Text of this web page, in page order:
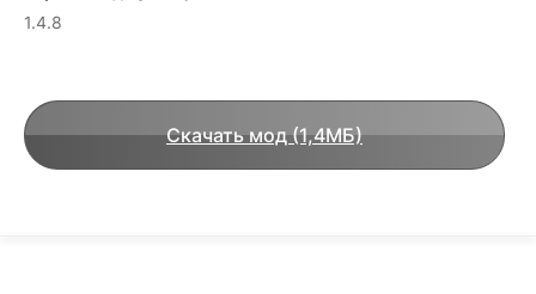
1.4.8
Скачать мод (1,4МБ)